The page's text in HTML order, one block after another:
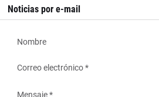
Noticias por e-mail